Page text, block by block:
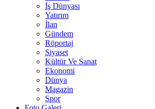
İş Dünyası
Yatırım
İlan
Gündem
Röportaj
Siyaset
Kültür Ve Sanat
Ekonomi
Dünya
Magazin
Spor